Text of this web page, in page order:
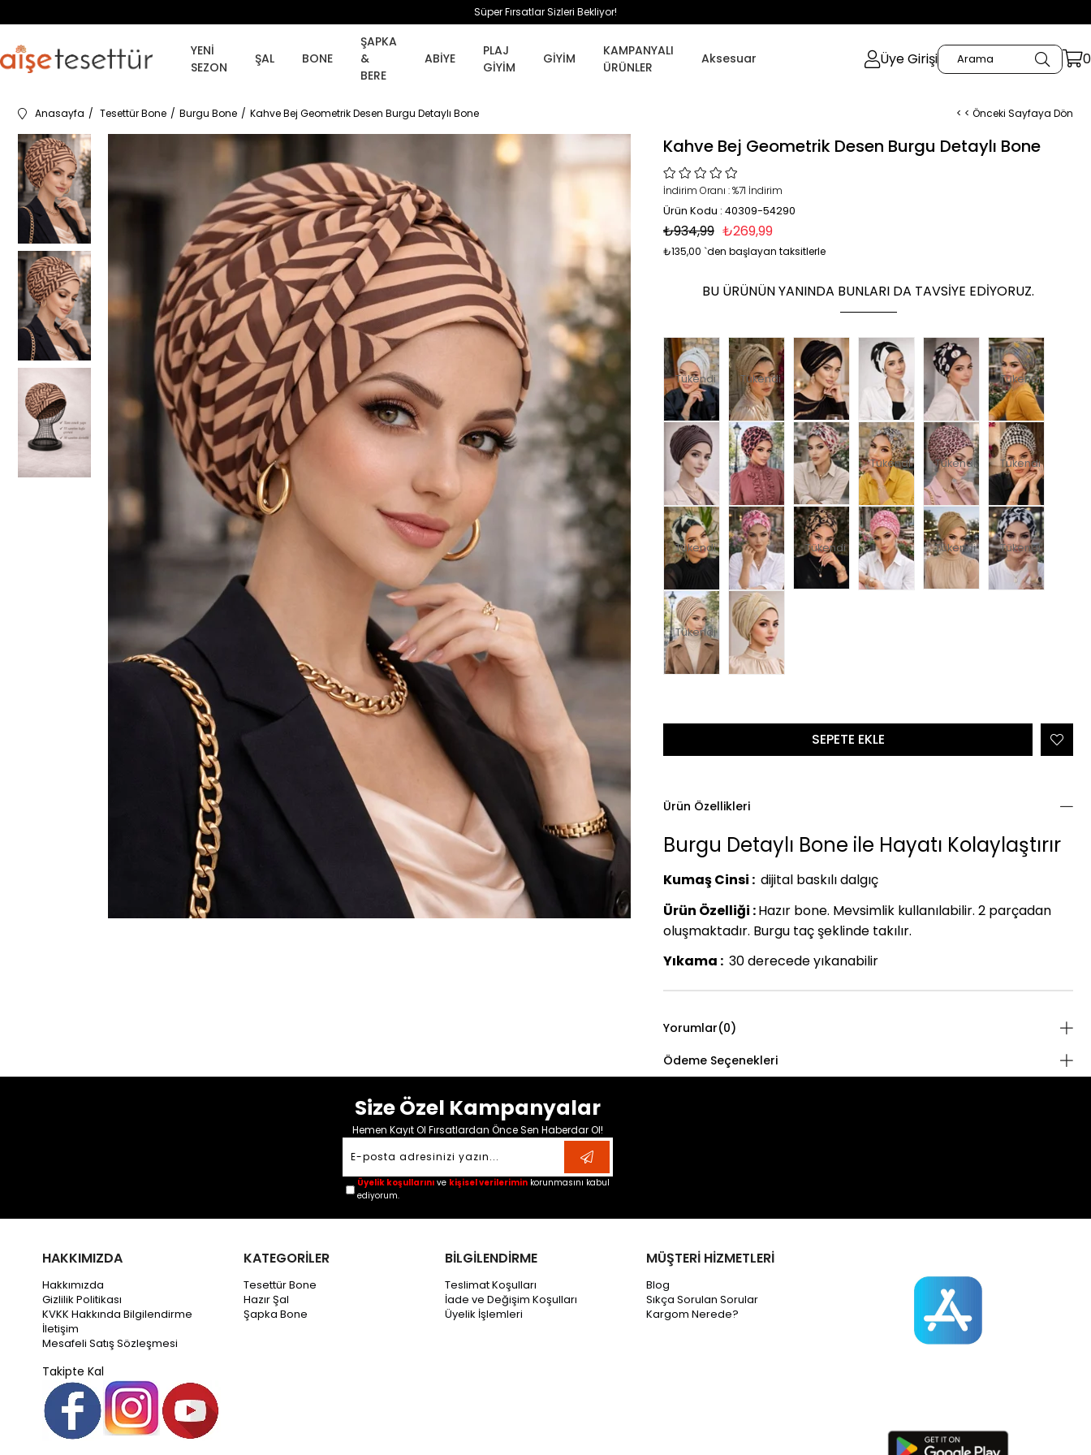
Süper Fırsatlar Sizleri Bekliyor!
YENİ
SEZON
ŞAL BONE
ŞAPKA
&
BERE
ABİYE
PLAJ
GİYİM
GİYİM
KAMPANYALI
ÜRÜNLER
Aksesuar Üye Girişi 0
Anasayfa Tesettür Bone Burgu Bone Kahve Bej Geometrik Desen Burgu Detaylı Bone < < Önceki Sayfaya Dön
Kahve Bej Geometrik Desen Burgu Detaylı Bone
İndirim Oranı :%71 İndirim
Ürün Kodu : 40309-54290
₺934,99 ₺269,99
₺135,00 `den başlayan taksitlerle
BU ÜRÜNÜN YANINDA BUNLARI DA TAVSIYE EDIYORUZ.
Tükendi Tükendi Tükendi
Tükendi Tükendi Tükendi
Tükendi Tükendi Tükendi Tükendi
Tükendi
Ürün Özellikleri
Burgu Detaylı Bone ile Hayatı Kolaylaştırır
Kumaş Cinsi : dijital baskılı dalgıç
Ürün Özelliği :Hazır bone. Mevsimlik kullanılabilir. 2 parçadan
oluşmaktadır. Burgu taç şeklinde takılır.
Yıkama : 30 derecede yıkanabilir
Yorumlar(0)
Ödeme Seçenekleri
Size Özel Kampanyalar
Hemen Kayıt Ol Fırsatlardan Önce Sen Haberdar Ol!
Üyelik koşullarını ve kişisel verilerimin korunmasını kabul
ediyorum.
HAKKIMIZDA
Hakkımızda
Gizlilik Politikası
KVKK Hakkında Bilgilendirme
İletişim
Mesafeli Satış Sözleşmesi
Takipte Kal
KATEGORİLER
Tesettür Bone
Hazır Şal
Şapka Bone
BİLGİLENDİRME
Teslimat Koşulları
İade ve Değişim Koşulları
Üyelik İşlemleri
MÜŞTERİ HİZMETLERİ
Blog
Sıkça Sorulan Sorular
Kargom Nerede?